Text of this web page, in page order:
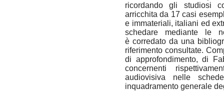
ricordando gli studiosi
arricchita da 17 casi
e immateriali, italiani ed
schedare mediante le
è corredato da una
riferimento consultate.
di approfondimento, di
concernenti
audiovisiva nelle
inquadramento generale